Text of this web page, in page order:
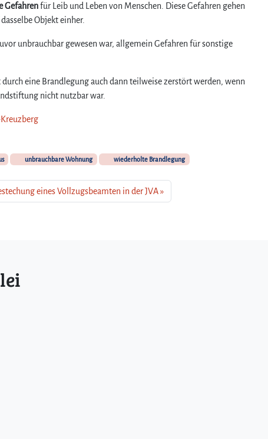
Gefahrenfür Leib und Leben von Menschen. Diese Gefahren gehen
Objekt einher.
unbrauchbar gewesen war, allgemein Gefahren für sonstige
eine Brandlegung auch dann teilweise zerstört werden, wenn
nicht nutzbar war.
unbrauchbare Wohnung wiederholte Brandlegung
eines Vollzugsbeamten in der JVA